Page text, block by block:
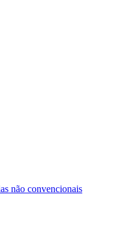
não convencionais